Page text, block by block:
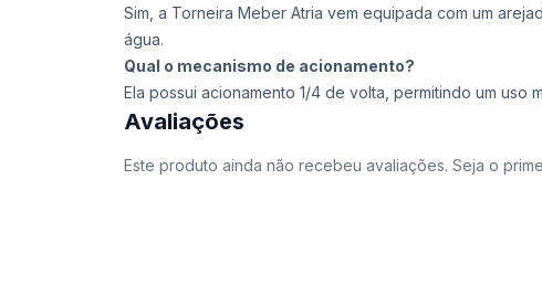
Sim, a Torneira Meber Atria vem equipada com um
água.
Qual o mecanismo de acionamento?
Ela possui acionamento 1/4 de volta, permitindo um uso
Avaliações
Este produto ainda não recebeu avaliações. Seja o